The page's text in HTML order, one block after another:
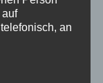
an